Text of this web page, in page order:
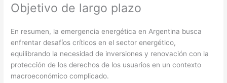
Objetivo de largo plazo
En resumen, la emergencia energética en Argentina busca
enfrentar desafíos críticos en el sector energético,
equilibrando la necesidad de inversiones y renovación con la
protección de los derechos de los usuarios en un contexto
macroeconómico complicado.